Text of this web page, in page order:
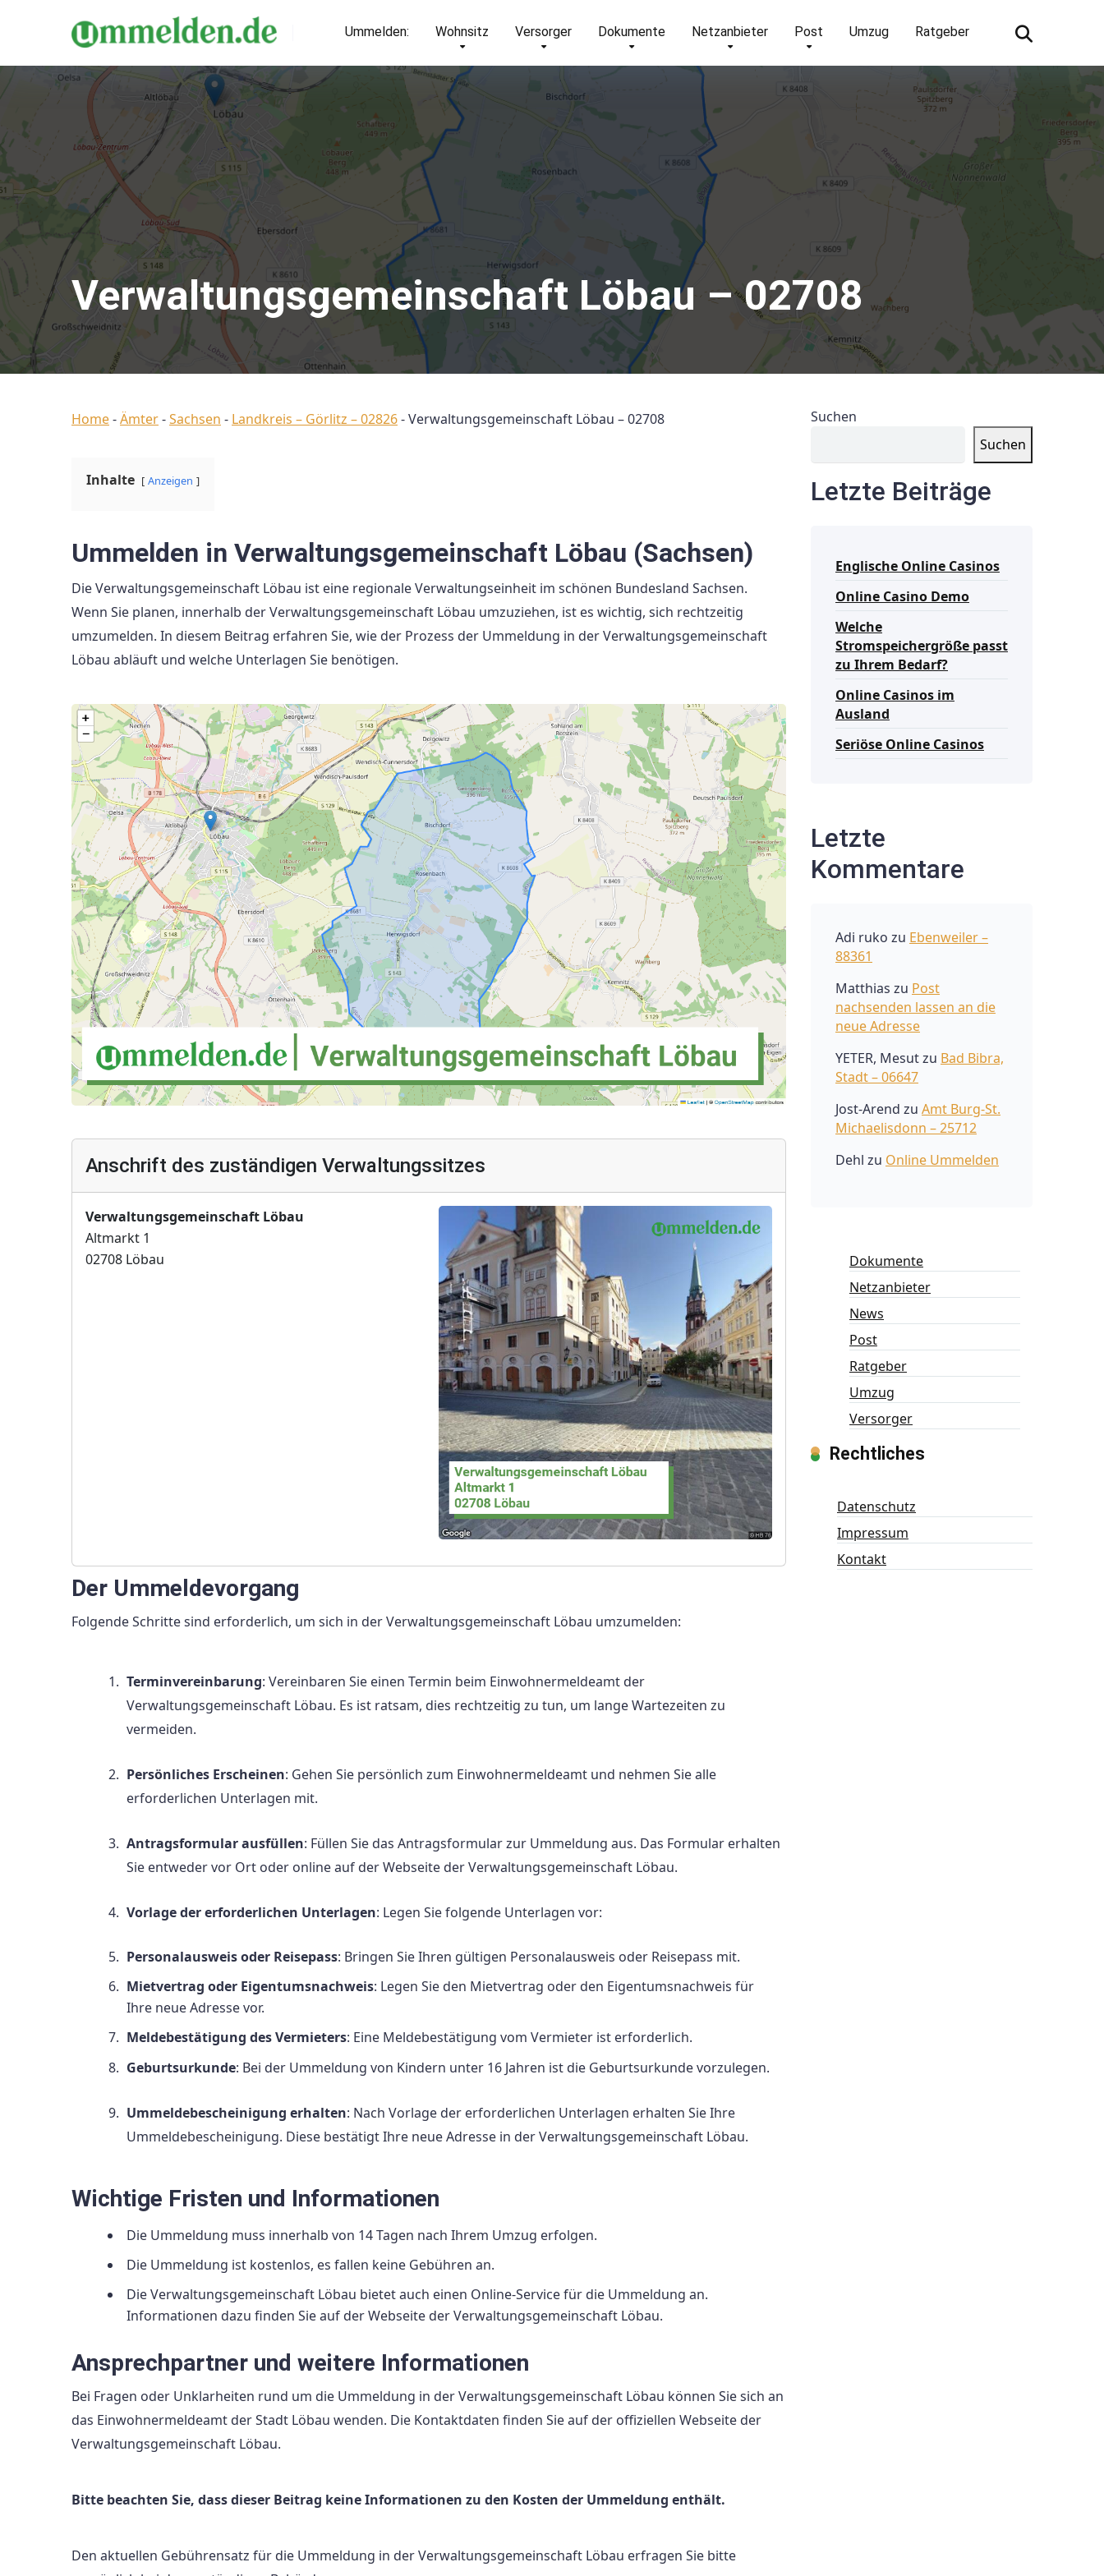
Ummelden: Wohnsitz Versorger Dokumente Netzanbieter Post Umzug Ratgeber
Verwaltungsgemeinschaft Löbau – 02708
Home-Ämter-Sachsen - Landkreis – Görlitz – 02826-Verwaltungsgemeinschaft Löbau – 02708
Inhalte Anzeigen
Ummelden in Verwaltungsgemeinschaft Löbau (Sachsen)
Die Verwaltungsgemeinschaft Löbau ist eine regionale Verwaltungseinheit im schönen Bundesland Sachsen.
Wenn Sie planen, innerhalb der Verwaltungsgemeinschaft Löbau umzuziehen, ist es wichtig, sich rechtzeitig
umzumelden. In diesem Beitrag erfahren Sie, wie der Prozess der Ummeldung in der Verwaltungsgemeinschaft
Löbau abläuft und welche Unterlagen Sie benötigen.
Anschrift des zuständigen Verwaltungssitzes
Verwaltungsgemeinschaft Löbau
Altmarkt 1
02708 Löbau
Der Ummeldevorgang
Folgende Schritte sind erforderlich, um sich in der Verwaltungsgemeinschaft Löbau umzumelden:
Terminvereinbarung: Vereinbaren Sie einen Termin beim Einwohnermeldeamt der
Verwaltungsgemeinschaft Löbau. Es ist ratsam, dies rechtzeitig zu tun, um lange Wartezeiten zu
vermeiden.
Persönliches Erscheinen: Gehen Sie persönlich zum Einwohnermeldeamt und nehmen Sie alle
erforderlichen Unterlagen mit.
Antragsformular ausfüllen: Füllen Sie das Antragsformular zur Ummeldung aus. Das Formular erhalten
Sie entweder vor Ort oder online auf der Webseite der Verwaltungsgemeinschaft Löbau.
Vorlage der erforderlichen Unterlagen: Legen Sie folgende Unterlagen vor:
Personalausweis oder Reisepass: Bringen Sie Ihren gültigen Personalausweis oder Reisepass mit.
Mietvertrag oder Eigentumsnachweis: Legen Sie den Mietvertrag oder den Eigentumsnachweis für
Ihre neue Adresse vor.
Meldebestätigung des Vermieters: Eine Meldebestätigung vom Vermieter ist erforderlich.
Geburtsurkunde: Bei der Ummeldung von Kindern unter 16 Jahren ist die Geburtsurkunde vorzulegen.
Ummeldebescheinigung erhalten: Nach Vorlage der erforderlichen Unterlagen erhalten Sie Ihre
Ummeldebescheinigung. Diese bestätigt Ihre neue Adresse in der Verwaltungsgemeinschaft Löbau.
Wichtige Fristen und Informationen
Die Ummeldung muss innerhalb von 14 Tagen nach Ihrem Umzug erfolgen.
Die Ummeldung ist kostenlos, es fallen keine Gebühren an.
Die Verwaltungsgemeinschaft Löbau bietet auch einen Online-Service für die Ummeldung an.
Informationen dazu finden Sie auf der Webseite der Verwaltungsgemeinschaft Löbau.
Ansprechpartner und weitere Informationen
Bei Fragen oder Unklarheiten rund um die Ummeldung in der Verwaltungsgemeinschaft Löbau können Sie sich an
das Einwohnermeldeamt der Stadt Löbau wenden. Die Kontaktdaten finden Sie auf der offiziellen Webseite der
Verwaltungsgemeinschaft Löbau.
Bitte beachten Sie, dass dieser Beitrag keine Informationen zu den Kosten der Ummeldung enthält.
Den aktuellen Gebührensatz für die Ummeldung in der Verwaltungsgemeinschaft Löbau erfragen Sie bitte
Suchen
Suchen
Letzte Beiträge
Englische Online Casinos
Online Casino Demo
Welche
Stromspeichergröße passt
zu Ihrem Bedarf?
Online Casinos im
Ausland
Seriöse Online Casinos
Letzte
Kommentare
Adi ruko zu Ebenweiler –
88361
Matthias zu Post
nachsenden lassen an die
neue Adresse
YETER, Mesutzu Bad Bibra,
Stadt – 06647
Jost-Arend zu Amt Burg-St.
Michaelisdonn – 25712
Dehl zu Online Ummelden
Dokumente
Netzanbieter
News
Post
Ratgeber
Umzug
Versorger
Rechtliches
Datenschutz
Impressum
Kontakt